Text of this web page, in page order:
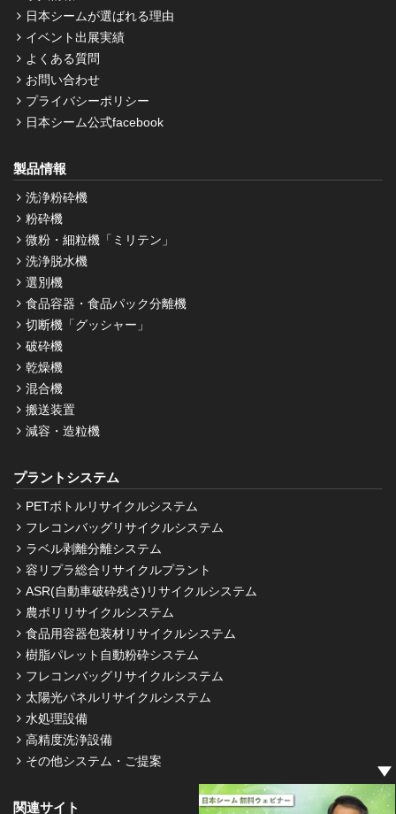
日本シームが選ばれる理由
イベント出展実績
よくある質問
お問い合わせ
プライバシーポリシー
日本シーム公式facebook
製品情報
洗浄粉砕機
粉砕機
微粉・細粒機「ミリテン」
洗浄脱水機
選別機
食品容器・食品パック分離機
切断機「グッシャー」
破砕機
乾燥機
混合機
搬送装置
減容・造粒機
プラントシステム
PETボトルリサイクルシステム
フレコンバッグリサイクルシステム
ラベル剥離分離システム
容リプラ総合リサイクルプラント
ASR(自動車破砕残さ)リサイクルシステム
農ポリリサイクルシステム
食品用容器包装材リサイクルシステム
樹脂パレット自動粉砕システム
フレコンバッグリサイクルシステム
太陽光パネルリサイクルシステム
水処理設備
高精度洗浄設備
その他システム・ご提案
関連サイト